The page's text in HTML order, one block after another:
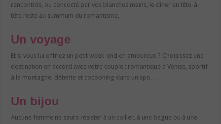
rencontrés, ou concocté par vos blanches mains, le dîner en tête-à-
tête reste au summum du romantisme.
Un voyage
Et si vous lui offriez un petit week-end en amoureux ? Choisissez une
destination en accord avec votre couple : romantique à Venise, sportif
à la montagne, détente et cocooning dans un spa…
Un bijou
Aucune femme ne saura résister à un collier, à une bague ou à une